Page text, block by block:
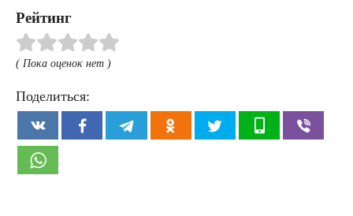
Рейтинг
( Пока оценок нет )
Поделиться: